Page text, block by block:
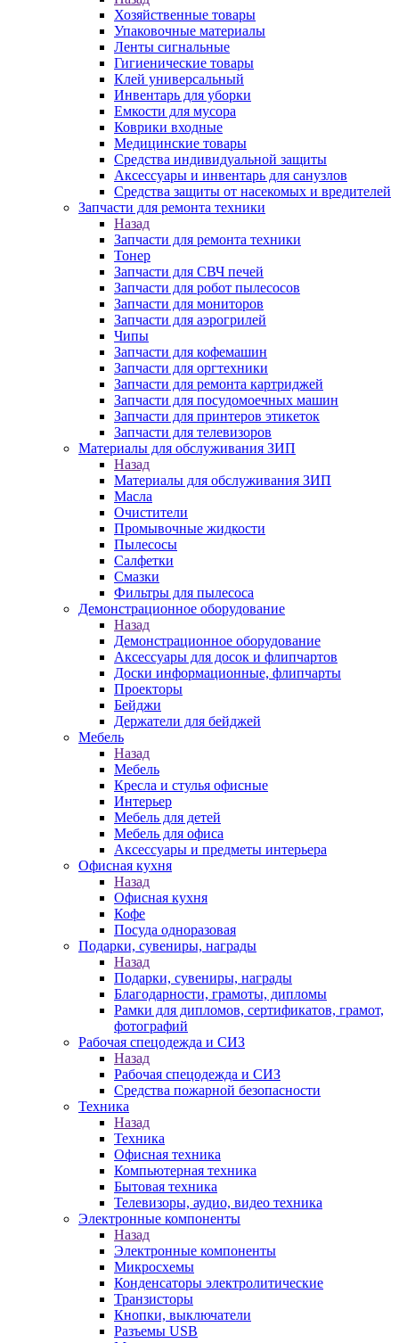
Хозяйственные товары
Упаковочные материалы
Ленты сигнальные
Гигиенические товары
Клей универсальный
Инвентарь для уборки
Емкости для мусора
Коврики входные
Медицинские товары
Средства индивидуальной защиты
Аксессуары и инвентарь для санузлов
Средства защиты от насекомых и вредителей
Запчасти для ремонта техники
Назад
Запчасти для ремонта техники
Тонер
Запчасти для СВЧ печей
Запчасти для робот пылесосов
Запчасти для мониторов
Запчасти для аэрогрилей
Чипы
Запчасти для кофемашин
Запчасти для оргтехники
Запчасти для ремонта картриджей
Запчасти для посудомоечных машин
Запчасти для принтеров этикеток
Запчасти для телевизоров
Материалы для обслуживания ЗИП
Назад
Материалы для обслуживания ЗИП
Масла
Очистители
Промывочные жидкости
Пылесосы
Салфетки
Смазки
Фильтры для пылесоса
Демонстрационное оборудование
Назад
Демонстрационное оборудование
Аксессуары для досок и флипчартов
Доски информационные, флипчарты
Проекторы
Бейджи
Держатели для бейджей
Мебель
Назад
Мебель
Кресла и стулья офисные
Интерьер
Мебель для детей
Мебель для офиса
Аксессуары и предметы интерьера
Офисная кухня
Назад
Офисная кухня
Кофе
Посуда одноразовая
Подарки, сувениры, награды
Назад
Подарки, сувениры, награды
Благодарности, грамоты, дипломы
Рамки для дипломов, сертификатов, грамот,
фотографий
Рабочая спецодежда и СИЗ
Назад
Рабочая спецодежда и СИЗ
Средства пожарной безопасности
Техника
Назад
Техника
Офисная техника
Компьютерная техника
Бытовая техника
Телевизоры, аудио, видео техника
Электронные компоненты
Назад
Электронные компоненты
Микросхемы
Конденсаторы электролитические
Транзисторы
Кнопки, выключатели
Разъемы USB